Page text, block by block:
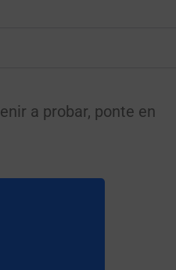
a probar, ponte en